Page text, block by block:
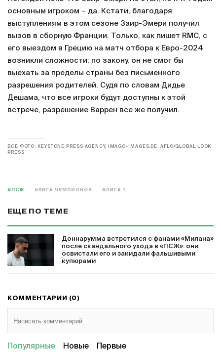
основным игроком – да. Кстати, благодаря
выступлениям в этом сезоне Заир-Эмери получил
вызов в сборную Франции. Только, как пишет RMC, с
его выездом в Грецию на матч отбора к Евро-2024
возникли сложности: по закону, он не смог бы
выехать за пределы страны без письменного
разрешения родителей. Судя по словам Дидье
Дешама, что все игроки будут доступны к этой
встрече, разрешение Варрен все же получил.
ВСЕ ФОТО: KEYSTONE PRESS AGENCY, IMAGO-IMAGES.DE, AFLO/GLOBAL LOOK
PRESS
#ПСЖ #ЛИГА ЧЕМПИОНОВ #ЛИГА 1
ЕЩЕ ПО ТЕМЕ
Доннарумма встретился с фанами «Милана»
после скандального ухода в «ПСЖ»: они
освистали его и закидали фальшивыми
купюрами
КОММЕНТАРИИ (0)
Популярные Новые Первые